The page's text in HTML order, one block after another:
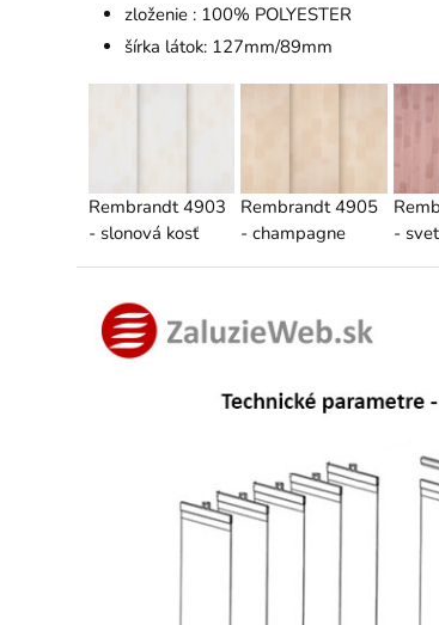
zloženie : 100% POLYESTER
šírka látok: 127mm/89mm
Rembrandt 4903
- slonová kosť
Rembrandt 4905
- champagne
-